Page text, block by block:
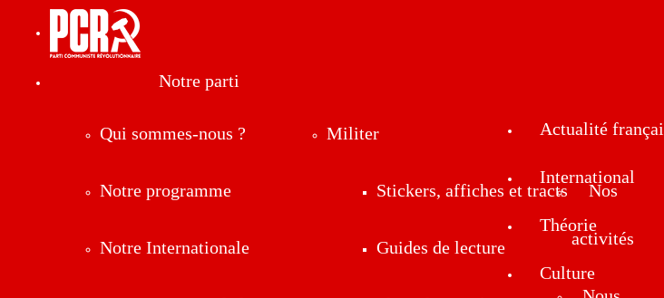
Notre parti
Qui sommes-nous ?
Notre programme
Notre Internationale
Militer
Stickers, affiches et tracts
Guides de lecture
Nos
activités
Actualité
International
Théorie
Culture